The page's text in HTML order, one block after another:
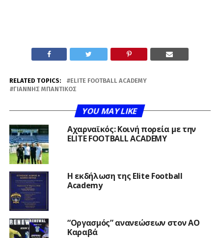
RELATED TOPICS:
ELITE FOOTBALL ACADEMY
ΓΙΆΝΝΗΣ ΜΠΑΝΤΊΚΟΣ
YOU MAY LIKE
Αχαρναϊκός: Κοινή πορεία με την
ELITE FOOTBALL ACADEMY
Η εκδήλωση της Elite Football
Academy
“Οργασμός” ανανεώσεων στον ΑΟ
Καραβά